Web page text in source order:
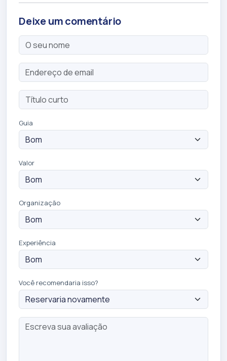
Deixe um comentário
Guia
Valor
Organização
Experiência
Você recomendaria isso?